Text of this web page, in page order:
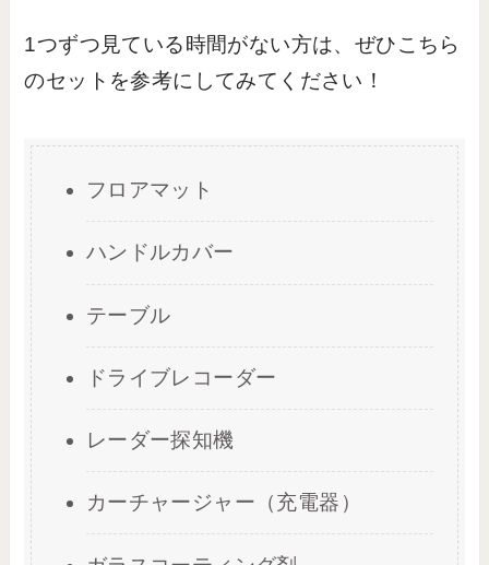
1つずつ見ている時間がない方は、ぜひこちら
のセットを参考にしてみてください！
フロアマット
ハンドルカバー
テーブル
ドライブレコーダー
レーダー探知機
カーチャージャー（充電器）